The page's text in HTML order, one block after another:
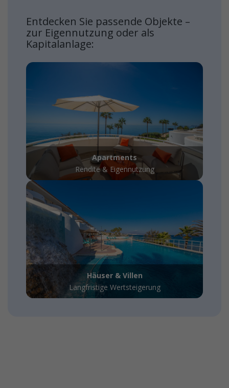
Entdecken Sie passende Objekte –
zur Eigennutzung oder als
Kapitalanlage:
Apartments
Rendite & Eigennutzung
Häuser & Villen
Langfristige Wertsteigerung